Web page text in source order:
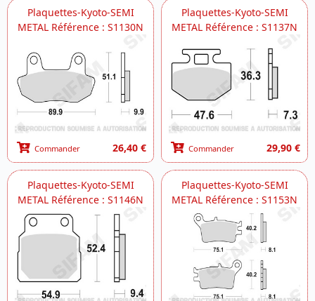
Plaquettes-Kyoto-SEMI
METAL Référence : S1130N
Commander 26,40 €
Plaquettes-Kyoto-SEMI
METAL Référence : S1137N
Commander 29,90 €
Plaquettes-Kyoto-SEMI
METAL Référence : S1146N
Plaquettes-Kyoto-SEMI
METAL Référence : S1153N